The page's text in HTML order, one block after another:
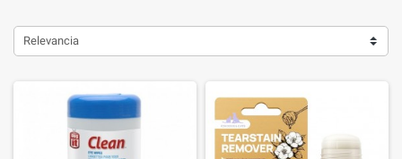
Relevancia